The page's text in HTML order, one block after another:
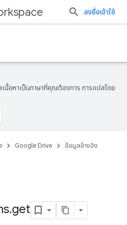
ลงชื่อเข้าใช้
เนื้อหาเป็นภาษาที่คุณต้องการ การแปลโดย
Google Drive ข้อมูลอ้างอิง
.get